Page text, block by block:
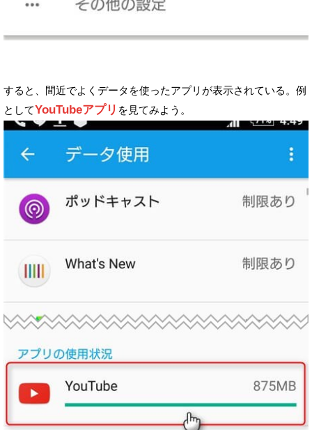
すると、間近でよくデータを使ったアプリが表示されている。 例
としてYouTubeアプリ を見てみよう。